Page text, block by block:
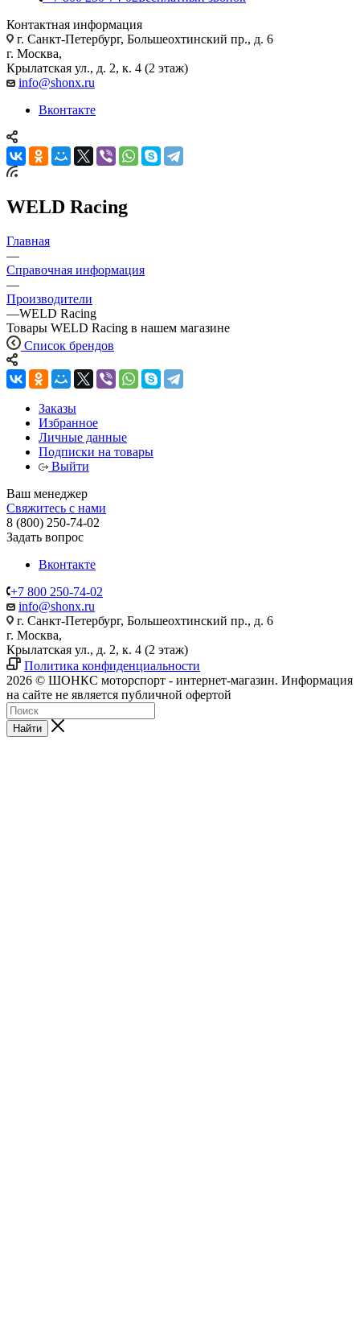
Контактная информация
г. Санкт-Петербург, Большеохтинский пр., д. 6
г. Москва,
Крылатская ул., д. 2, к. 4 (2 этаж)
info@shonx.ru
Вконтакте
WELD Racing
Главная
—
Справочная информация
—
Производители
—WELD Racing
Товары WELD Racing в нашем магазине
Список брендов
Заказы
Избранное
Личные данные
Подписки на товары
Выйти
Ваш менеджер
Свяжитесь с нами
8 (800) 250-74-02
Задать вопрос
Вконтакте
+7 800 250-74-02
info@shonx.ru
г. Санкт-Петербург, Большеохтинский пр., д. 6
г. Москва,
Крылатская ул., д. 2, к. 4 (2 этаж)
Политика конфиденциальности
2026 © ШОНКС моторспорт - интернет-магазин. Информация
на сайте не является публичной офертой
Найти